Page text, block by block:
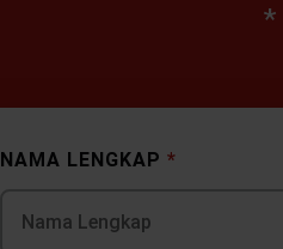
*
NAMA LENGKAP *